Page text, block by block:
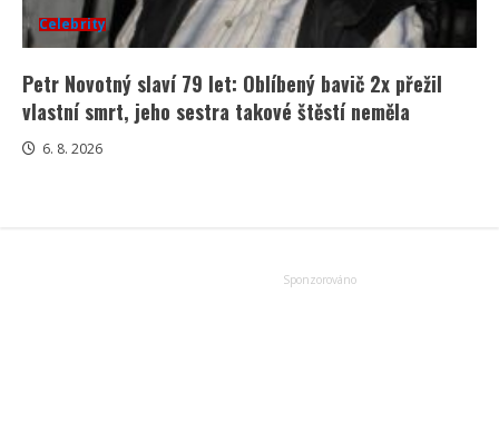
Celebrity
Petr Novotný slaví 79 let: Oblíbený bavič 2x přežil
vlastní smrt, jeho sestra takové štěstí neměla
6. 8. 2026